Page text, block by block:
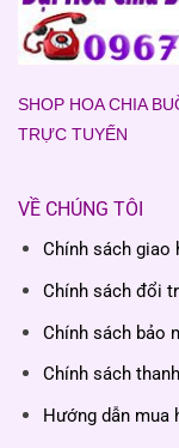
SHOP HOA CHIA
TRỰC TUYẾN
VỀ CHÚNG TÔI
Chính sách giao
Chính sách đổi
Chính sách bảo
Chính sách
Hướng dẫn mua